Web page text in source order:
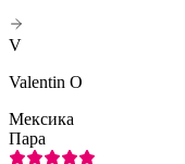
V
Valentin O
Мексика
Пара